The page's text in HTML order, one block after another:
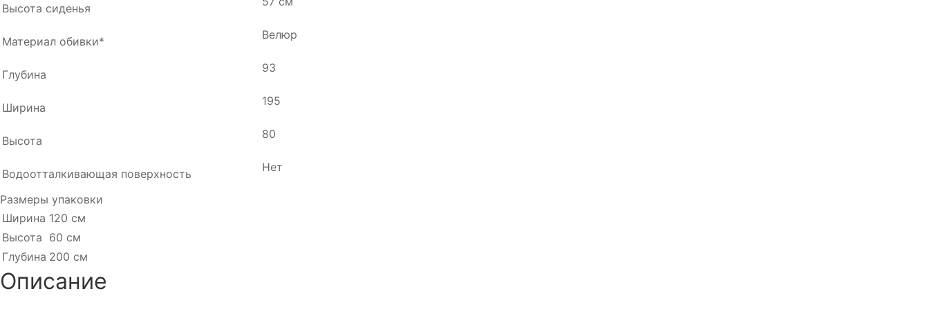
Высота сиденья
Материал обивки* Велюр
Глубина 93
Ширина 195
Высота 80
Водоотталкивающая поверхность Нет
Размеры упаковки
Ширина 120 см
Высота 60 см
Глубина 200 см
Описание